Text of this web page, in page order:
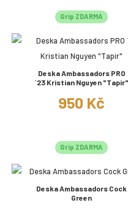
Grip ZDARMA
Deska Ambassadors PRO
´23 Kristian Nguyen "Tapir"
950 Kč
Grip ZDARMA
Deska Ambassadors Cock
Green